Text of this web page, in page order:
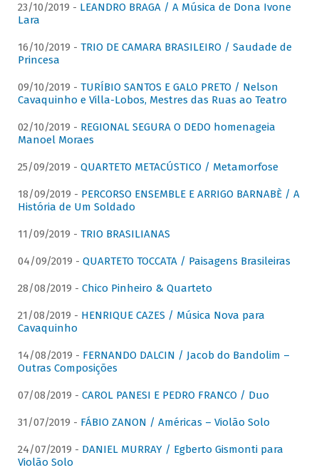
23/10/2019 - LEANDRO BRAGA / A Música de Dona Ivone
Lara
16/10/2019 - TRIO DE CAMARA BRASILEIRO / Saudade de
Princesa
09/10/2019 - TURÍBIO SANTOS E GALO PRETO / Nelson
Cavaquinho e Villa-Lobos, Mestres das Ruas ao Teatro
02/10/2019 - REGIONAL SEGURA O DEDO homenageia
Manoel Moraes
25/09/2019 - QUARTETO METACÚSTICO / Metamorfose
18/09/2019 - PERCORSO ENSEMBLE E ARRIGO BARNABÈ / A
História de Um Soldado
11/09/2019 - TRIO BRASILIANAS
04/09/2019 - QUARTETO TOCCATA / Paisagens Brasileiras
28/08/2019 - Chico Pinheiro & Quarteto
21/08/2019 - HENRIQUE CAZES / Música Nova para
Cavaquinho
14/08/2019 - FERNANDO DALCIN / Jacob do Bandolim –
Outras Composições
07/08/2019 - CAROL PANESI E PEDRO FRANCO / Duo
31/07/2019 - FÁBIO ZANON / Américas – Violão Solo
24/07/2019 - DANIEL MURRAY / Egberto Gismonti para
Violão Solo